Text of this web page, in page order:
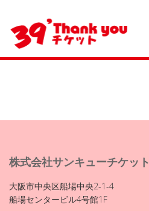
株式会社サンキューチケット
大阪市中央区船場中央2-1-4
船場センタービル4号館1F